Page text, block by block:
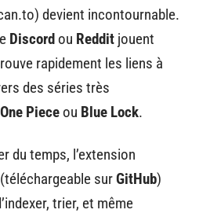
devient incontournable.
Discord ou Reddit jouent
rapidement les liens à
des séries très
One Piece ou Blue Lock.
du temps, l’extension
(téléchargeable surGitHub)
trier, et même